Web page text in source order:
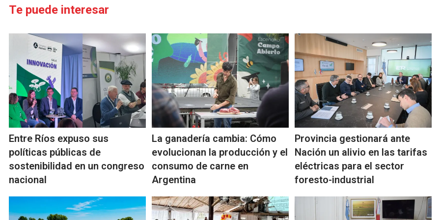
Te puede interesar
Entre Ríos expuso sus
políticas públicas de
sostenibilidad en un congreso
nacional
La ganadería cambia: Cómo
evolucionan la producción y el
consumo de carne en
Argentina
Provincia gestionará ante
Nación un alivio en las tarifas
eléctricas para el sector
foresto-industrial